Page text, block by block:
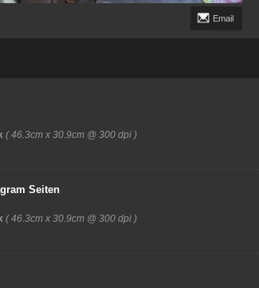
Email
( 46.3cm x 30.9cm @ 300 dpi )
Seiten
( 46.3cm x 30.9cm @ 300 dpi )